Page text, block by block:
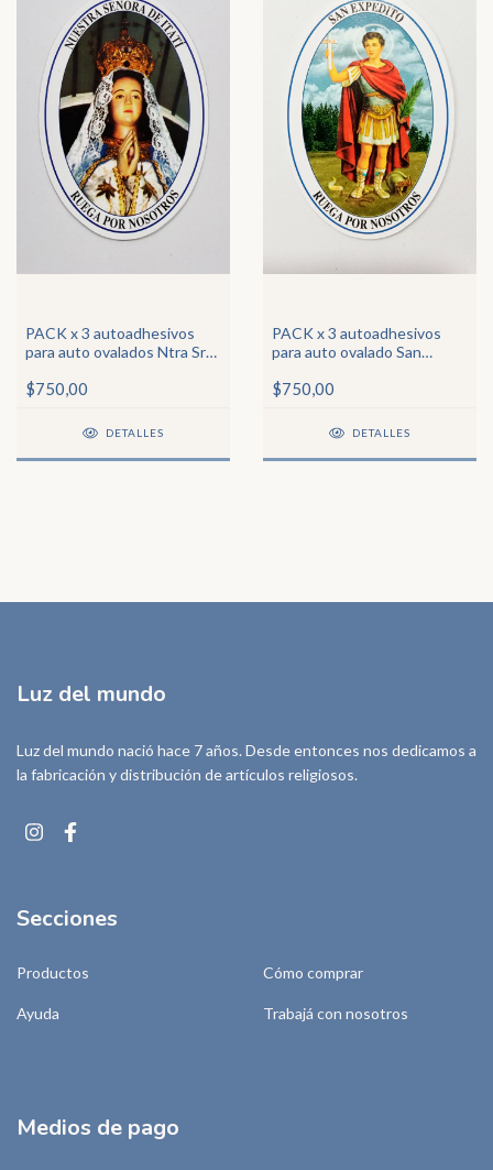
PACK x 3 autoadhesivos
para auto ovalados Ntra Sra
$750,00
DETALLES
PACK x 3 autoadhesivos
para auto ovalado San
$750,00
DETALLES
Luz del mundo
Luz del mundo nació hace 7 años. Desde entonces nos dedicamos a
la fabricación y distribución de artículos religiosos.
Secciones
Productos Cómo comprar
Ayuda Trabajá con nosotros
Medios de pago